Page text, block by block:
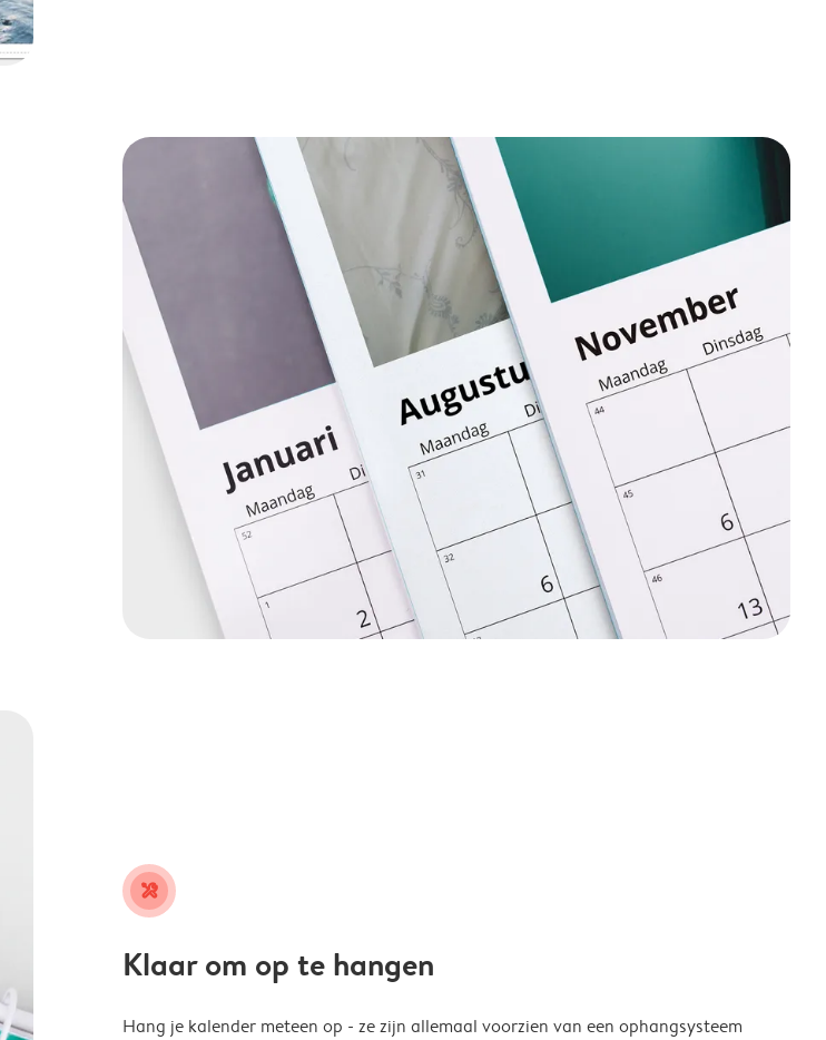
tools
Klaar om op te hangen
Hang je kalender meteen op - ze zijn allemaal voorzien van een ophangsysteem